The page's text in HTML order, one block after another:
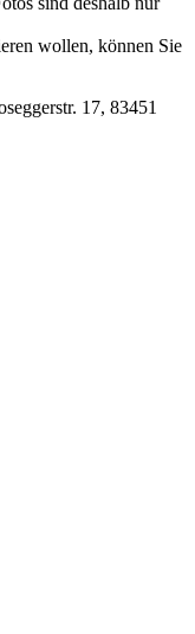
wollen, können Sie
17, 83451